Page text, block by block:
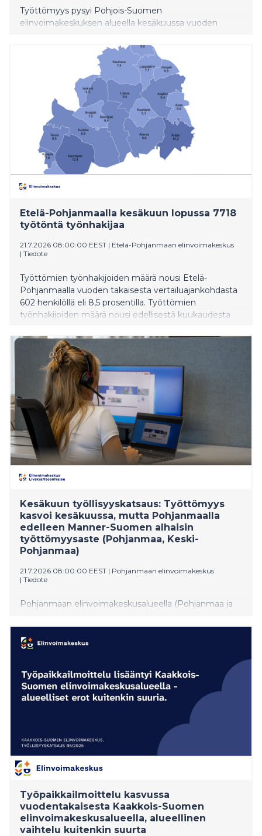
Työttömyys pysyi Pohjois-Suomen
elinvoimakeskuksen alueella kesäkuussa vuoden
viime vuodesta 10 % ja Pohjois-Pohjanmaan 5 %. Sekä
pitkäaikaistyöttömyys että nuorisotyöttömyys ovat
viime vuotta korkeammalla. Työvoiman kysyntä on
edelleen vähäistä.
Etelä-Pohjanmaalla kesäkuun lopussa 7718
työtöntä työnhakijaa
21.7.2026 08:00:00 EEST | Etelä-Pohjanmaan elinvoimakeskus
| Tiedote
Työttömien työnhakijoiden määrä nousi Etelä-
Pohjanmaalla vuoden takaisesta vertailuajankohdasta
602 henkilöllä eli 8,5 prosentilla. Työttömien
työnhakijoiden määrä nousi edellisestä kuukaudesta
Kesäkuun työllisyyskatsaus: Työttömyys
kasvoi kesäkuussa, mutta Pohjanmaalla
edelleen Manner-Suomen alhaisin
työttömyysaste (Pohjanmaa, Keski-
Pohjanmaa)
21.7.2026 08:00:00 EEST | Pohjanmaan elinvoimakeskus
| Tiedote
Pohjanmaan elinvoimakeskusalueella (Pohjanmaa ja
853 työtöntä työnhakijaa: Pohjanmaan maakunnassa 6
678 työtöntä työnhakijaa ja Keski-Pohjanmaan
maakunnassa 3 175 työtöntä työnhakijaa.
enemmän kuin vuotta aikaisemmin ja 978 enemmän
kuin edellisessä kuussa. Keski-Pohjanmaalla työttömiä
työnhakijoita oli 94 enemmän kuin vuotta
aikaisemmin ja 404 enemmän kuin edellisessä kuussa.
Pohjanmaalla on Manner-Suomen alhaisin
työttömyysaste, 7,8 %, ja Keski-Pohjanmaalla
työttömyysaste oli 10,3 %. Koko maassa vastaava
osuus on 12,8 %. Tiedot ilmenevät KEHA-keskuksen
Työnvälitystilastosta.
Työpaikkailmoittelu kasvussa
vuodentakaisesta Kaakkois-Suomen
elinvoimakeskusalueella, alueellinen
vaihtelu kuitenkin suurta